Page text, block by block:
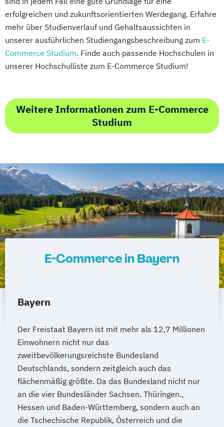
erfolgreichen und zukunftsorientierten Werdegang. Erfahre
mehr über Studienverlauf und Gehaltsaussichten in
unserer ausführlichen Studiengangsbeschreibung zum E-
Commerce Studium. Finde auch passende Hochschulen in
unserer Hochschulliste zum E-Commerce Studium!
Weitere Informationen zum E-Commerce
Studium
E-Commerce in Bayern
Bayern
Der Freistaat Bayern ist mit mehr als 12,7 Millionen
Einwohnern nicht nur das
zweitbevölkerungsreichste Bundesland
Deutschlands, sondern zeitgleich auch das
flächenmäßig größte. Da das Bundesland nicht nur
an die vier Bundesländer Sachsen. Thüringen.,
Hessen und Baden-Württemberg, sondern auch an
die Tschechische Republik, Österreich und die